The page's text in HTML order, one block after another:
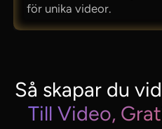
för unika videor.
Så skapar du
Till Video,